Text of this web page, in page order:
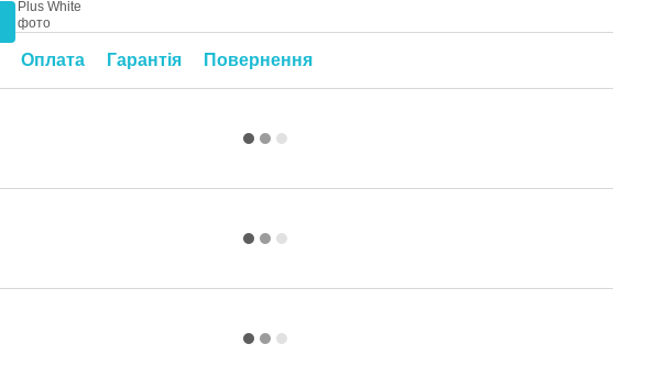
Оплата Гарантія Повернення